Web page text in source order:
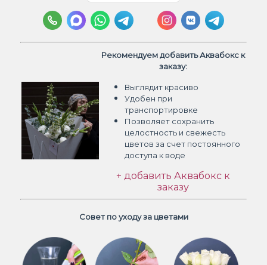
Рекомендуем добавить Аквабокс к
заказу:
Выглядит красиво
Удобен при
транспортировке
Позволяет сохранить
целостность и свежесть
цветов за счет постоянного
доступа к воде
+ добавить Аквабокс к
заказу
Совет по уходу за цветами